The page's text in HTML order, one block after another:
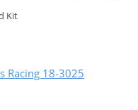
Kit
Racing 18-3025